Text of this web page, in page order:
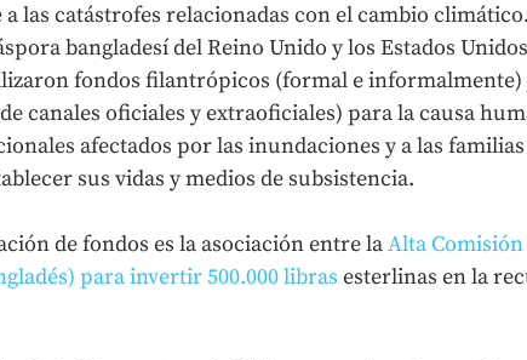
las catástrofes relacionadas con el cambio
bangladesí del Reino Unido y los Estados
fondos filantrópicos (formal e informalmente)
canales oficiales y extraoficiales) para la causa
afectados por las inundaciones y a las
sus vidas y medios de subsistencia.
de fondos es la asociación entre la Alta
para invertir 500.000 libras esterlinas en la